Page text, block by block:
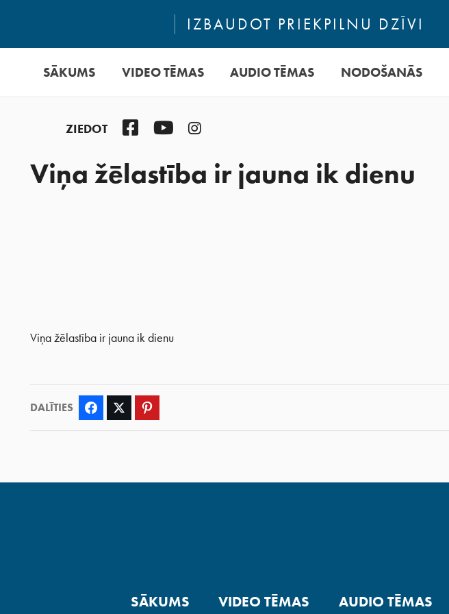
IZBAUDOT PRIEKPILNU DZĪVI
SĀKUMS VIDEO TĒMAS AUDIO TĒMAS NODOŠANĀS
ZIEDOT FacebookYouTubeInstagram
Viņa žēlastība ir jauna ik dienu
Viņa žēlastība ir jauna ik dienu
DALĪTIES Facebook Twitter
SĀKUMS VIDEO TĒMAS AUDIO TĒMAS